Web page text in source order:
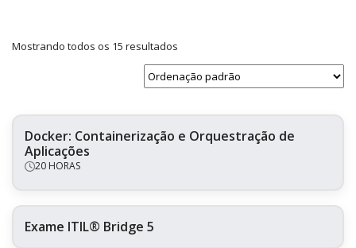
Mostrando todos os 15 resultados
Docker: Containerização e Orquestração de
Aplicações
20 HORAS
Exame ITIL® Bridge 5